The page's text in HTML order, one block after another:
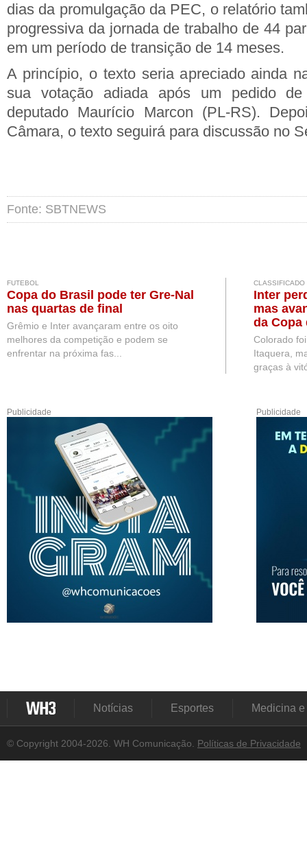
dias da promulgação da PEC, o relatório
progressiva da jornada de trabalho de 44
em um período de transição de 14 meses.
A princípio, o texto seria apreciado ainda
sua votação adiada após um pedido
deputado Maurício Marcon (PL-RS).
Câmara, o texto seguirá para discussão no
Fonte: SBTNEWS
FUTEBOL
Copa do Brasil pode ter Gre-Nal
nas quartas de final
Grêmio e Inter avançaram entre os oito
melhores da competição e podem se
enfrentar na próxima fas...
CLASSIFICADO
Inter
mas
da Copa
Colorado
Itaquera,
graças à
Publicidade Publicidade
Notícias Esportes Medicina
© Copyright 2004-2026. WH Comunicação. Políticas de Privacidade